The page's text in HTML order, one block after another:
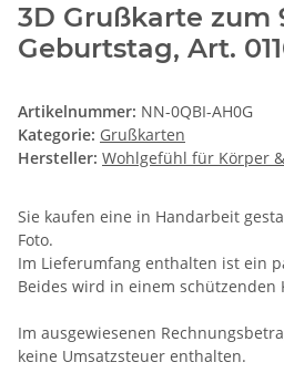
3D Grußkarte zum
Geburtstag, Art.
Artikelnummer: NN-0QBI-AH0G
Kategorie: Grußkarten
Hersteller: Wohlgefühl für Körper
Sie kaufen eine in Handarbeit
Foto.
Im Lieferumfang enthalten ist ein
Beides wird in einem
Im ausgewiesenen
keine Umsatzsteuer enthalten.